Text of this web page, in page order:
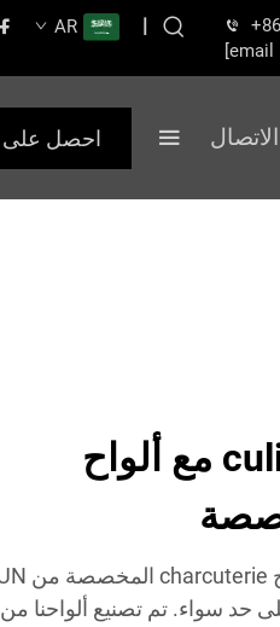
[email
|
AR
الاتصال احصل
عزز تجربتك culinaria مع ألواح
حد سواء. تم تصنيع